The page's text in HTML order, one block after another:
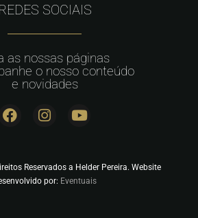
REDES SOCIAIS
as nossas páginas
o nosso conteúdo
e novidades
Reservados a Helder Pereira. Website
por: Eventuais